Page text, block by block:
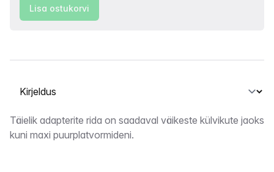
Lisa ostukorvi
Vahekaardi valimine
Kirjeldus
Täielik adapterite rida on saadaval väikeste külvikute jaoks
kuni maxi puurplatvormideni.